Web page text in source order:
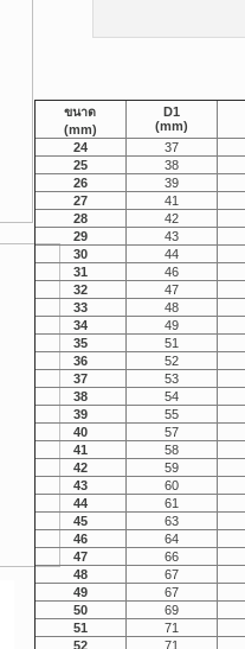
ขนาด
(mm)
D1
(mm)
24
37
25
38
26
39
27
41
28
42
29
43
30
44
31
46
32
47
33
48
34
49
35
51
36
52
37
53
38
54
39
55
40
57
41
58
42
59
43
60
44
61
45
63
46
64
47
66
48
67
49
67
50
69
51
71
52
71